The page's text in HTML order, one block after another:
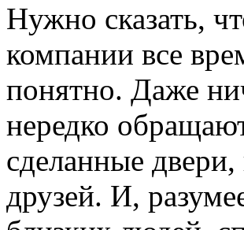
Нужно сказать,
компании все
понятно. Даже
нередко
сделанные
друзей. И,